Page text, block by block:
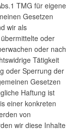
TMG für eigene
Gesetzen
wir als
oder
oder nach
Tätigkeit
oder Sperrung der
Gesetzen
Haftung ist
einer konkreten
von
wir diese Inhalte